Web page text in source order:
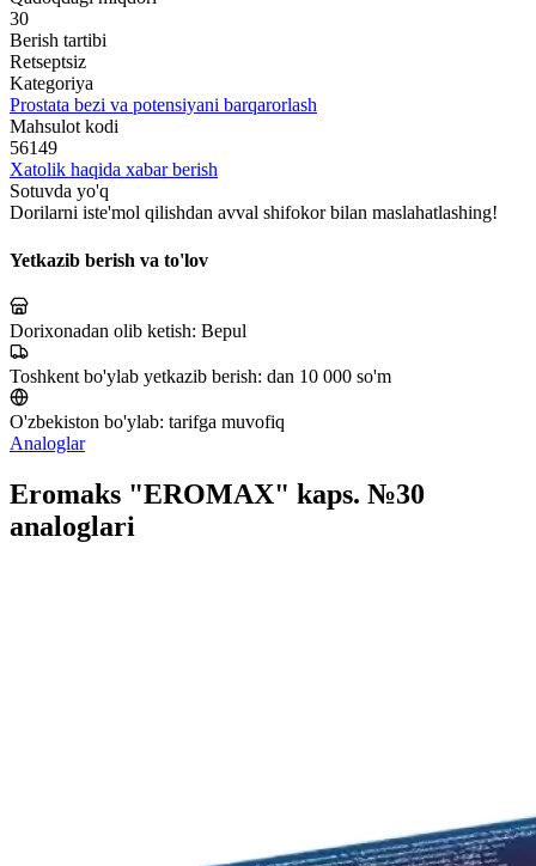
30
Berish tartibi
Retseptsiz
Kategoriya
Prostata bezi va potensiyani barqarorlash
Mahsulot kodi
56149
Xatolik haqida xabar berish
Sotuvda yo'q
Dorilarni iste'mol qilishdan avval shifokor bilan maslahatlashing!
Yetkazib berish va to'lov
Dorixonadan olib ketish: Bepul
Toshkent bo'ylab yetkazib berish: dan 10 000 so'm
O'zbekiston bo'ylab: tarifga muvofiq
Analoglar
Eromaks "EROMAX" kaps. №30
analoglari